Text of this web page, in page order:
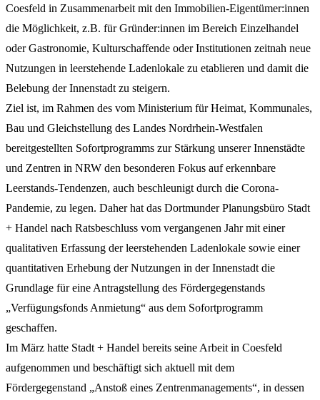
Coesfeld in Zusammenarbeit mit den Immobilien-Eigentümer:innen
die Möglichkeit, z.B. für Gründer:innen im Bereich Einzelhandel
oder Gastronomie, Kulturschaffende oder Institutionen zeitnah neue
Nutzungen in leerstehende Ladenlokale zu etablieren und damit die
Belebung der Innenstadt zu steigern.
Ziel ist, im Rahmen des vom Ministerium für Heimat, Kommunales,
Bau und Gleichstellung des Landes Nordrhein-Westfalen
bereitgestellten Sofortprogramms zur Stärkung unserer Innenstädte
und Zentren in NRW den besonderen Fokus auf erkennbare
Leerstands-Tendenzen, auch beschleunigt durch die Corona-
Pandemie, zu legen. Daher hat das Dortmunder Planungsbüro Stadt
+ Handel nach Ratsbeschluss vom vergangenen Jahr mit einer
qualitativen Erfassung der leerstehenden Ladenlokale sowie einer
quantitativen Erhebung der Nutzungen in der Innenstadt die
Grundlage für eine Antragstellung des Fördergegenstands
„Verfügungsfonds Anmietung“ aus dem Sofortprogramm
geschaffen.
Im März hatte Stadt + Handel bereits seine Arbeit in Coesfeld
aufgenommen und beschäftigt sich aktuell mit dem
Fördergegenstand „Anstoß eines Zentrenmanagements“, in dessen